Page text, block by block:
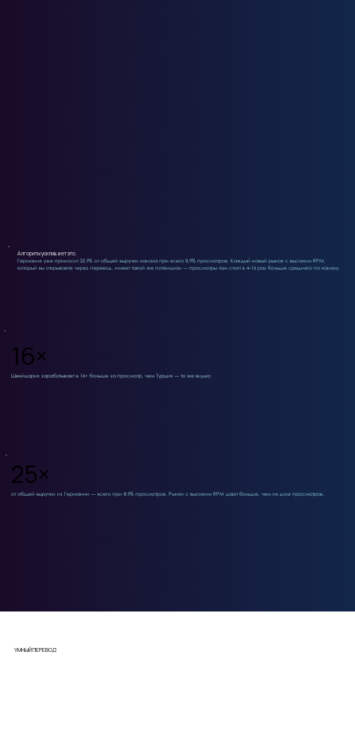
Алгоритм усиливает это.
Германия уже приносит 25,9% от общей выручки канала при всего 8,9% просмотров. Каждый новый рынок с высоким RPM,
который вы открываете через перевод, имеет такой же потенциал — просмотры там стоят в 4–16 раз больше среднего по каналу.
16×
Швейцария зарабатывает в 16× больше за просмотр, чем Турция — то же видео
25×
от общей выручки из Германии — всего при 8,9% просмотров. Рынки с высоким RPM дают больше, чем их доля просмотров.
УМНЫЙ ПЕРЕВОД